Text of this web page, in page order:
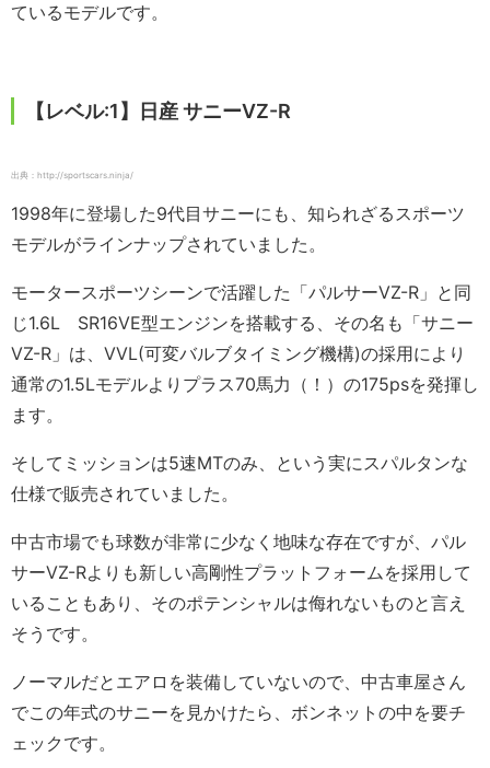
ているモデルです。
【レベル:1】日産 サニーVZ-R
出典：http://sportscars.ninja/
1998年に登場した9代目サニーにも、知られざるスポーツ
モデルがラインナップされていました。
モータースポーツシーンで活躍した「パルサーVZ-R」と同
じ1.6L SR16VE型エンジンを搭載する、その名も「サニー
VZ-R」は、VVL(可変バルブタイミング機構)の採用により
通常の1.5Lモデルよりプラス70馬力（！）の175psを発揮し
ます。
そしてミッションは5速MTのみ、という実にスパルタンな
仕様で販売されていました。
中古市場でも球数が非常に少なく地味な存在ですが、パル
サーVZ-Rよりも新しい高剛性プラットフォームを採用して
いることもあり、そのポテンシャルは侮れないものと言え
そうです。
ノーマルだとエアロを装備していないので、中古車屋さん
でこの年式のサニーを見かけたら、ボンネットの中を要チ
ェックです。